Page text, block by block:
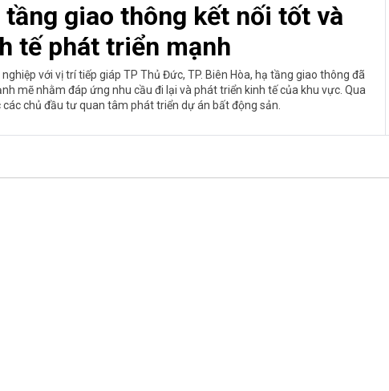
tầng giao thông kết nối tốt và
tế phát triển mạnh
với vị trí tiếp giáp TP Thủ Đức, TP. Biên Hòa, hạ tầng giao thông đã
mẽ nhằm đáp ứng nhu cầu đi lại và phát triển kinh tế của khu vực. Qua
các chủ đầu tư quan tâm phát triển dự án bất động sản.